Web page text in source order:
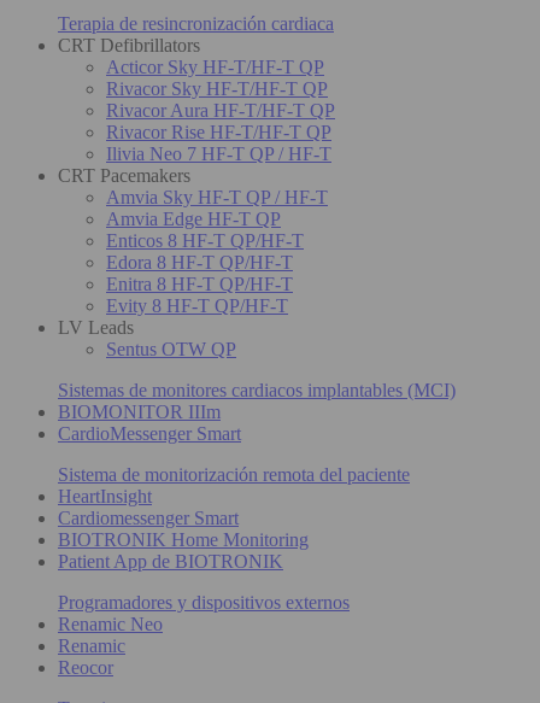
Terapia de resincronización cardiaca
CRT Defibrillators
Acticor Sky HF-T/HF-T QP
Rivacor Sky HF-T/HF-T QP
Rivacor Aura HF-T/HF-T QP
Rivacor Rise HF-T/HF-T QP
Ilivia Neo 7 HF-T QP / HF-T
CRT Pacemakers
Amvia Sky HF-T QP / HF-T
Amvia Edge HF-T QP
Enticos 8 HF-T QP/HF-T
Edora 8 HF-T QP/HF-T
Enitra 8 HF-T QP/HF-T
Evity 8 HF-T QP/HF-T
LV Leads
Sentus OTW QP
Sistemas de monitores cardiacos implantables (MCI)
BIOMONITOR IIIm
CardioMessenger Smart
Sistema de monitorización remota del paciente
HeartInsight
Cardiomessenger Smart
BIOTRONIK Home Monitoring
Patient App de BIOTRONIK
Programadores y dispositivos externos
Renamic Neo
Renamic
Reocor